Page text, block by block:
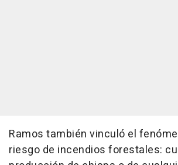
Ramos también vinculó el
riesgo de incendios forestales: